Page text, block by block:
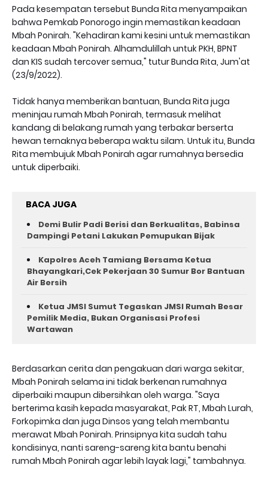
Pada kesempatan tersebut Bunda Rita menyampaikan
bahwa Pemkab Ponorogo ingin memastikan keadaan
Mbah Ponirah. "Kehadiran kami kesini untuk memastikan
keadaan Mbah Ponirah. Alhamdulillah untuk PKH, BPNT
dan KIS sudah tercover semua," tutur Bunda Rita, Jum'at
(23/9/2022).
Tidak hanya memberikan bantuan, Bunda Rita juga
meninjau rumah Mbah Ponirah, termasuk melihat
kandang di belakang rumah yang terbakar berserta
hewan ternaknya beberapa waktu silam. Untuk itu, Bunda
Rita membujuk Mbah Ponirah agar rumahnya bersedia
untuk diperbaiki.
BACA JUGA
Demi Bulir Padi Berisi dan Berkualitas, Babinsa
Dampingi Petani Lakukan Pemupukan Bijak
Kapolres Aceh Tamiang Bersama Ketua
Bhayangkari,Cek Pekerjaan 30 Sumur Bor Bantuan
Air Bersih
Ketua JMSI Sumut Tegaskan JMSI Rumah Besar
Pemilik Media, Bukan Organisasi Profesi
Wartawan
Berdasarkan cerita dan pengakuan dari warga sekitar,
Mbah Ponirah selama ini tidak berkenan rumahnya
diperbaiki maupun dibersihkan oleh warga. "Saya
berterima kasih kepada masyarakat, Pak RT, Mbah Lurah,
Forkopimka dan juga Dinsos yang telah membantu
merawat Mbah Ponirah. Prinsipnya kita sudah tahu
kondisinya, nanti sareng-sareng kita bantu benahi
rumah Mbah Ponirah agar lebih layak lagi," tambahnya.